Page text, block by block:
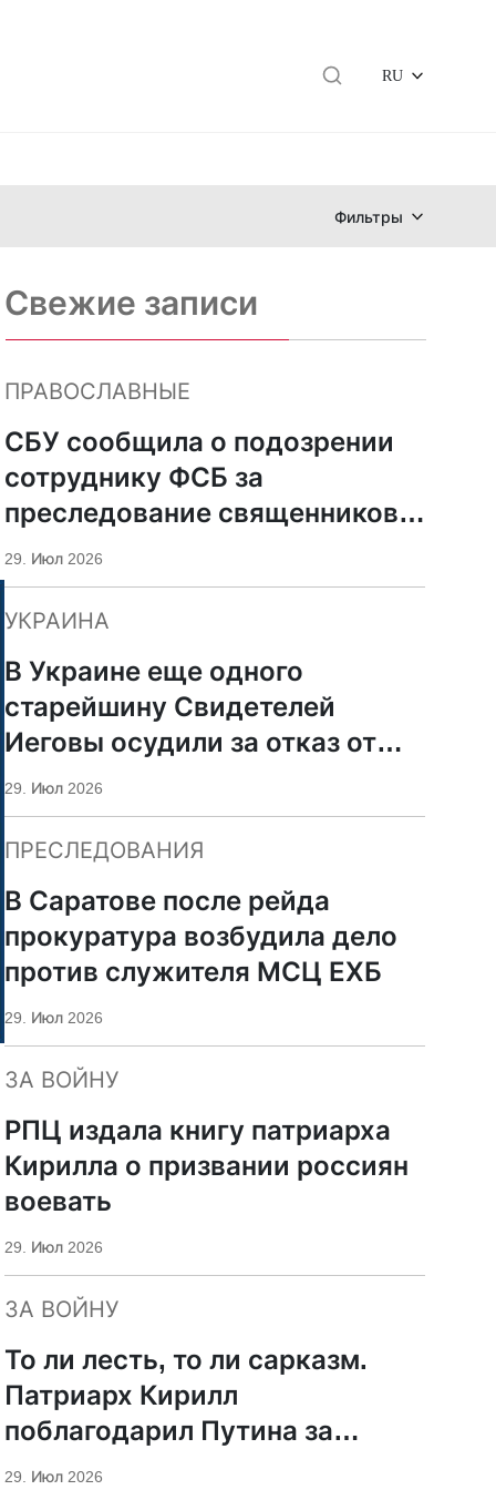
RU
Фильтры
Свежие записи
ПРАВОСЛАВНЫЕ
СБУ сообщила о подозрении
сотруднику ФСБ за
преследование священников
ПЦУ
29. Июл 2026
УКРАИНА
В Украине еще одного
старейшину Свидетелей
Иеговы осудили за отказ от
мобилизации
29. Июл 2026
ПРЕСЛЕДОВАНИЯ
В Саратове после рейда
прокуратура возбудила дело
против служителя МСЦ ЕХБ
29. Июл 2026
ЗА ВОЙНУ
РПЦ издала книгу патриарха
Кирилла о призвании россиян
воевать
29. Июл 2026
ЗА ВОЙНУ
То ли лесть, то ли сарказм.
Патриарх Кирилл
поблагодарил Путина за
защиту суверенитета и
29. Июл 2026